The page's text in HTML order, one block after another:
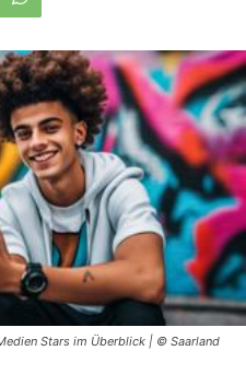
Stars im Überblick | © Saarland